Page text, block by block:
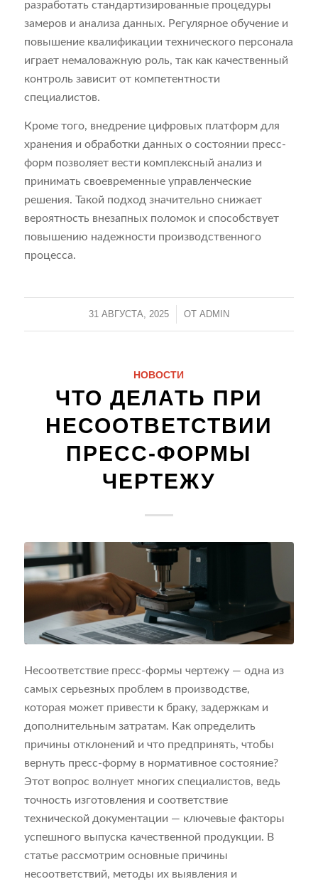
разработать стандартизированные процедуры
замеров и анализа данных. Регулярное обучение и
повышение квалификации технического персонала
играет немаловажную роль, так как качественный
контроль зависит от компетентности
специалистов.
Кроме того, внедрение цифровых платформ для
хранения и обработки данных о состоянии пресс-
форм позволяет вести комплексный анализ и
принимать своевременные управленческие
решения. Такой подход значительно снижает
вероятность внезапных поломок и способствует
повышению надежности производственного
процесса.
31 АВГУСТА, 2025
/ ОТ ADMIN
НОВОСТИ
ЧТО ДЕЛАТЬ ПРИ
НЕСООТВЕТСТВИИ
ПРЕСС-ФОРМЫ
ЧЕРТЕЖУ
Несоответствие пресс-формы чертежу — одна из
самых серьезных проблем в производстве,
которая может привести к браку, задержкам и
дополнительным затратам. Как определить
причины отклонений и что предпринять, чтобы
вернуть пресс-форму в нормативное состояние?
Этот вопрос волнует многих специалистов, ведь
точность изготовления и соответствие
технической документации — ключевые факторы
успешного выпуска качественной продукции. В
статье рассмотрим основные причины
несоответствий, методы их выявления и